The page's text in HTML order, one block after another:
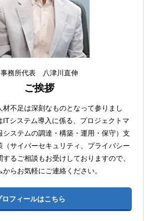
事務所代表 八津川直伸
ご挨拶
材不足は深刻なものとなって参りまし
ITシステム導入に係る、プロジェクトマ
システムの調達・構築・運用・保守）支
（サイバーセキュリティ、プライバシー
るご相談もお受けしておりますので、
らお気軽にご連絡ください。
ロフィールはこちら